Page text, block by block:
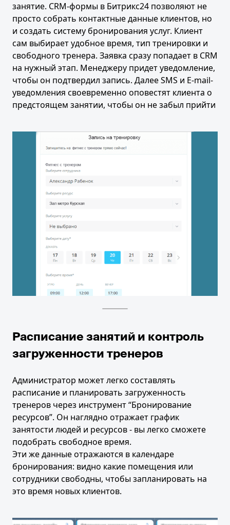
занятие. CRM-формы в Битрикс24 позволяют не
просто собрать контактные данные клиентов, но
и создать систему бронирования услуг. Клиент
сам выбирает удобное время, тип тренировки и
свободного тренера. Заявка сразу попадает в CRM
на нужный этап. Менеджеру придет уведомление,
чтобы он подтвердил запись. Далее SMS и E-mail-
уведомления своевременно оповестят клиента о
предстоящем занятии, чтобы он не забыл прийти
Расписание занятий и контроль
загруженности тренеров
Администратор может легко составлять
расписание и планировать загруженность
тренеров через инструмент “Бронирование
ресурсов”. Он наглядно отражает график
занятости людей и ресурсов - вы легко сможете
подобрать свободное время.
Эти же данные отражаются в календаре
бронирования: видно какие помещения или
сотрудники свободны, чтобы запланировать на
это время новых клиентов.